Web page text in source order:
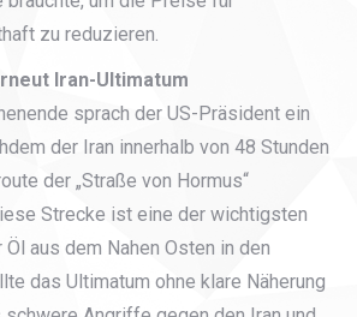
zu reduzieren.
Iran-Ultimatum
sprach der US-Präsident ein
der Iran innerhalb von 48 Stunden
der „Straße von Hormus“
Strecke ist eine der wichtigsten
aus dem Nahen Osten in den
das Ultimatum ohne klare Näherung